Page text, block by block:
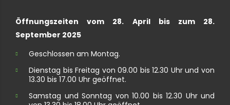
Öffnungszeiten vom 28. April bis zum 28.
September 2025
Geschlossen am Montag.
Dienstag bis Freitag von 09.00 bis 12.30 Uhr und von
13.30 bis 17.00 Uhr geöffnet.
Samstag und Sonntag von 10.00 bis 12.30 Uhr und